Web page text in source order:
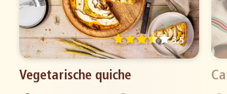
Vegetarische quiche
3.5